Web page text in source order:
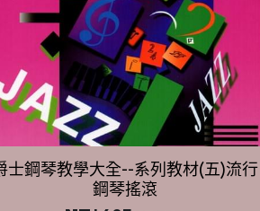
爵士鋼琴教學大全--系列教材(五)流行
鋼琴搖滾
NT$405NT$450